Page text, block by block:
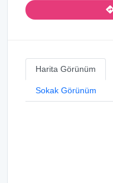
Harita Görünüm
Sokak Görünüm